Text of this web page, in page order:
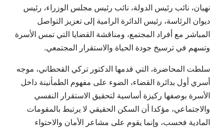
نهيان، نائب رئيس الدولة، نائب رئيس مجلس الوزراء، رئيس
ديوان الرئاسة، رئيس الدائرة الرامية إلى تعزيز التواصل
المباشر مع أفراد المجتمع، ومناقشة القضايا التي تمس الأسرة
وتسهم في ترسيخ جودة الحياة والاستقرار المجتمعي.
سلطت المحاضرة، التي قدمها الدكتور تركي القحطاني، موجه
أسري أول بدائرة القضاء، الضوء على مفهوم الطمأنينة داخل
الأسرة بوصفها ركيزة أساسية لتحقيق الاستقرار النفسي
والاجتماعي، مؤكدا أن السكن الحقيقي لا يرتبط بالمقومات
المادية فحسب، وإنما يقوم على مشاعر الأمان والاحتواء